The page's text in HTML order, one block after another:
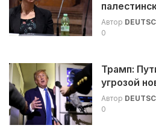
Автор
0
Трамп:
угрозой
Автор
0